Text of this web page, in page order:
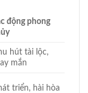
động phong
hút tài lộc,
mắn
triển, hài hòa